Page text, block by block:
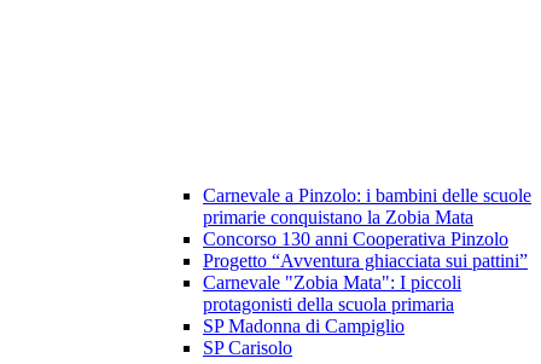
Carnevale a Pinzolo: i bambini delle scuole
primarie conquistano la Zobia Mata
Concorso 130 anni Cooperativa Pinzolo
Progetto “Avventura ghiacciata sui pattini”
Carnevale "Zobia Mata": I piccoli
protagonisti della scuola primaria
SP Madonna di Campiglio
SP Carisolo